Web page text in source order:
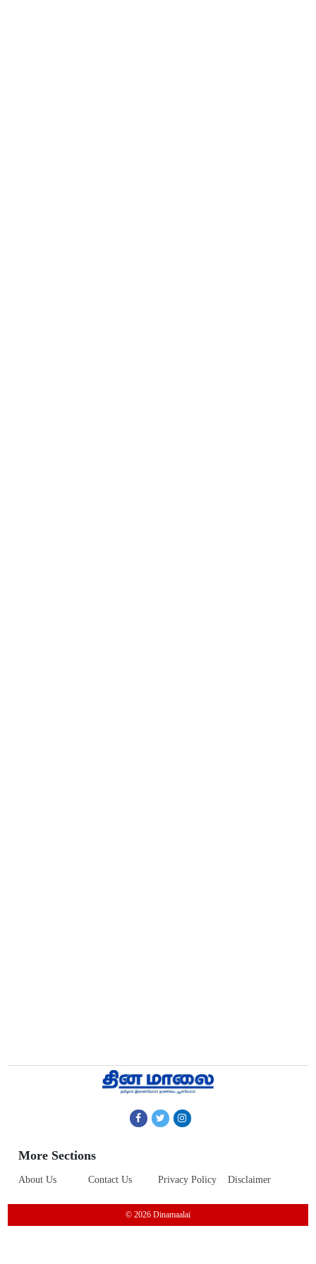
More Sections
About Us Contact Us Privacy Policy Disclaimer
© 2026 Dinamaalai